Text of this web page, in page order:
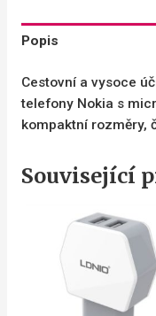
Popis
Cestovní a vysoce
telefony Nokia s
kompaktní rozměry,
Související